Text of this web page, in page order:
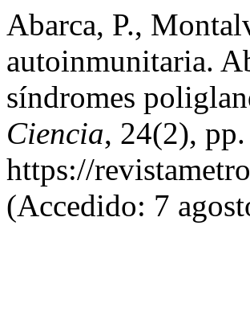
Abarca, P.,
autoinmunitaria.
síndromes
Ciencia, 24(2),
https://
(Accedido: 7